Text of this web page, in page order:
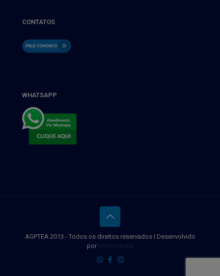
CONTATOS
WHATSAPP
AGPTEA 2013 - Todos os direitos reservados I Desenvolvido
por